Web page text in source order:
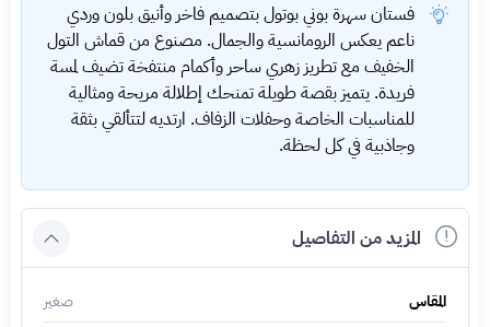
فستان سهرة بوني بوتول بتصميم فاخر وأنيق بلون وردي
ناعم يعكس الرومانسية والجمال. مصنوع من قماش التول
الخفيف مع تطريز زهري ساحر وأكمام منتفخة تضيف لمسة
فريدة. يتميز بقصة طويلة تمنحك إطلالة مريحة ومثالية
للمناسبات الخاصة وحفلات الزفاف. ارتديه لتتألقي بثقة
وجاذبية في كل لحظة.
المزيد من التفاصيل
المقاس
صغير